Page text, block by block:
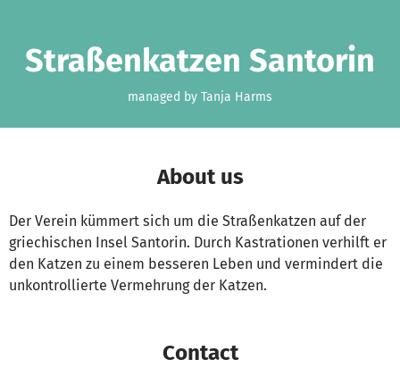
Straßenkatzen Santorin
managed by Tanja Harms
About us
Der Verein kümmert sich um die Straßenkatzen auf der
griechischen Insel Santorin. Durch Kastrationen verhilft er
den Katzen zu einem besseren Leben und vermindert die
unkontrollierte Vermehrung der Katzen.
Contact